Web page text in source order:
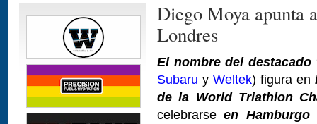
Diego Moya apunta
Londres
El nombre del
Subaru y Weltek) figura en
de la World Triathlon
celebrarseen